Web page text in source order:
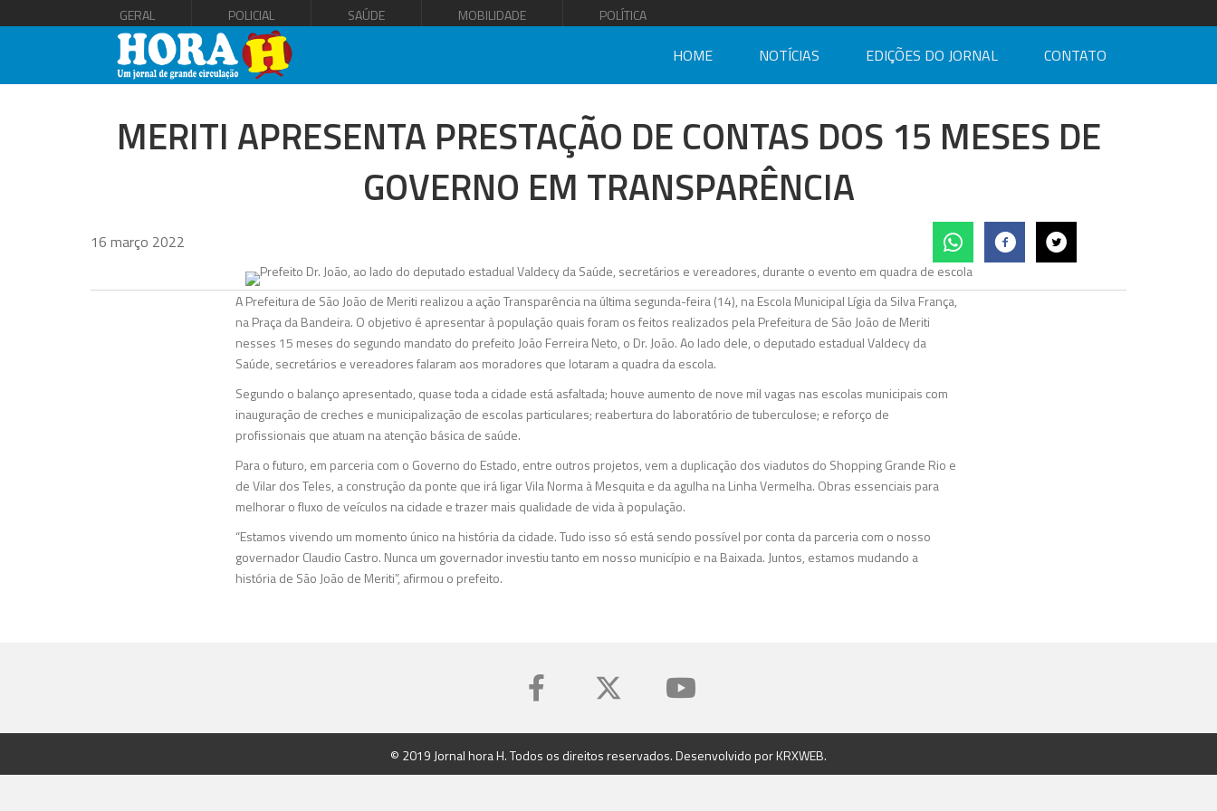
GERAL POLICIAL SAÚDE MOBILIDADE POLÍTICA
HOME NOTÍCIAS EDIÇÕES DO JORNAL CONTATO
MERITI APRESENTA PRESTAÇÃO DE CONTAS DOS 15 MESES DE
GOVERNO EM TRANSPARÊNCIA
16 março 2022
A Prefeitura de São João de Meriti realizou a ação Transparência na última segunda-feira (14), na Escola Municipal Lígia da Silva França,
na Praça da Bandeira. O objetivo é apresentar à população quais foram os feitos realizados pela Prefeitura de São João de Meriti
nesses 15 meses do segundo mandato do prefeito João Ferreira Neto, o Dr. João. Ao lado dele, o deputado estadual Valdecy da
Saúde, secretários e vereadores falaram aos moradores que lotaram a quadra da escola.
Segundo o balanço apresentado, quase toda a cidade está asfaltada; houve aumento de nove mil vagas nas escolas municipais com
inauguração de creches e municipalização de escolas particulares; reabertura do laboratório de tuberculose; e reforço de
profissionais que atuam na atenção básica de saúde.
Para o futuro, em parceria com o Governo do Estado, entre outros projetos, vem a duplicação dos viadutos do Shopping Grande Rio e
de Vilar dos Teles, a construção da ponte que irá ligar Vila Norma à Mesquita e da agulha na Linha Vermelha. Obras essenciais para
melhorar o fluxo de veículos na cidade e trazer mais qualidade de vida à população.
“Estamos vivendo um momento único na história da cidade. Tudo isso só está sendo possível por conta da parceria com o nosso
governador Claudio Castro. Nunca um governador investiu tanto em nosso município e na Baixada. Juntos, estamos mudando a
história de São João de Meriti”, afirmou o prefeito.
© 2019 Jornal hora H. Todos os direitos reservados. Desenvolvido porKRXWEB.